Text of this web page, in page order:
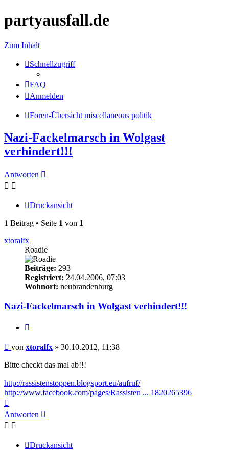
partyausfall.de
Zum Inhalt
Schnellzugriff
FAQ
Anmelden
Foren-Übersicht miscellaneous politik
Nazi-Fackelmarsch in Wolgast
verhindert!!!
Antworten
Druckansicht
1 Beitrag • Seite 1 von 1
xtoralfx
Roadie
Beiträge: 293
Registriert: 24.04.2006, 07:03
Wohnort: neubrandenburg
Nazi-Fackelmarsch in Wolgast verhindert!!!
Beitrag
von xtoralfx » 30.10.2012, 11:38
Bitte checkt das mal ab!!!
http://rassistenstoppen.blogsport.eu/aufruf/
http://www.facebook.com/pages/Rassisten ... 1820265396
oben
Antworten
Druckansicht